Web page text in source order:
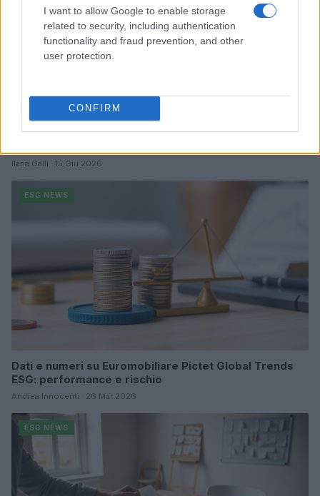
I want to allow Google to enable storage
related to security, including authentication
functionality and fraud prevention, and other
user protection.
CONFIRM
Sanità sarda e transizione verde: tra case della
Ilaria Galli · 15 Giu 2026
ESG NEWS
Dati e numeri su Euromobiliare Pictet Global Trends
ESG: performance e rischio
Andrea Innocenti · 26 Mar 2026
ESG NEWS